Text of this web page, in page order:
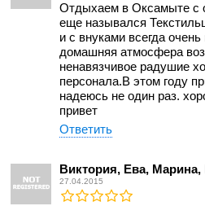
Отдыхаем в Оксамыте с
еще назывался
и с внуками всегда
домашняя атмосфера
ненавязчивое радушие
персонала.В этом году
надеюсь не один раз.
привет
Ответить
Виктория, Ева, Марина,
27.04.2015